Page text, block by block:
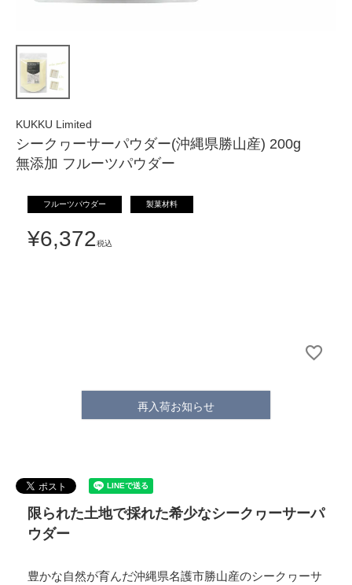
KUKKU Limited
シークヮーサーパウダー(沖縄県勝山産) 200g
無添加 フルーツパウダー
フルーツパウダー 製菓材料
¥6,372税込
再入荷お知らせ
限られた土地で採れた希少なシークヮーサーパ
ウダー
豊かな自然が育んだ沖縄県名護市勝山産のシークヮーサ